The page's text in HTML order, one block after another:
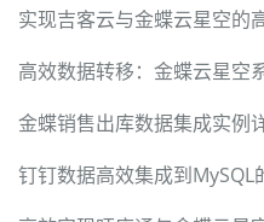
实现吉客云与金蝶云星空的
高效数据转移：金蝶云星空
金蝶销售出库数据集成实例
钉钉数据高效集成到MySQL